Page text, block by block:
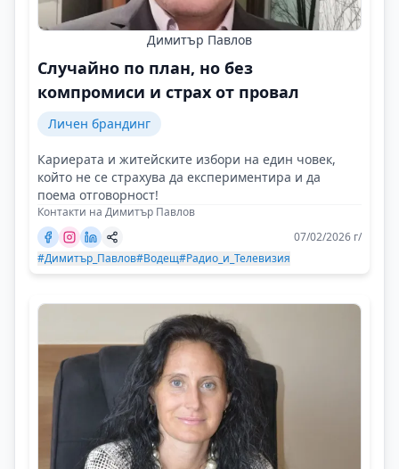
Димитър Павлов
Случайно по план, но без
компромиси и страх от провал
Личен брандинг
Кариерата и житейските избори на един човек,
който не се страхува да експериментира и да
поема отговорност!
Контакти на Димитър Павлов
07/02/2026 г/
#Димитър_Павлов#Водещ#Радио_и_Телевизия